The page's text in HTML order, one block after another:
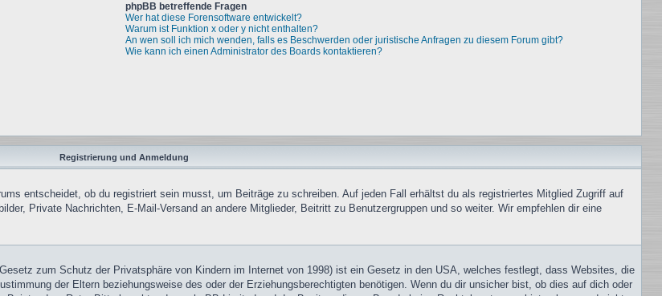
phpBB betreffende Fragen
Wer hat diese Forensoftware entwickelt?
Warum ist Funktion x oder y nicht enthalten?
An wen soll ich mich wenden, falls es Beschwerden oder juristische Anfragen zu diesem Forum gibt?
Wie kann ich einen Administrator des Boards kontaktieren?
Registrierung und Anmeldung
entscheidet, ob du registriert sein musst, um Beiträge zu schreiben. Auf jeden Fall erhältst du als registriertes Mitglied Zugriff auf
Private Nachrichten, E-Mail-Versand an andere Mitglieder, Beitritt zu Benutzergruppen und so weiter. Wir empfehlen dir eine
zum Schutz der Privatsphäre von Kindern im Internet von 1998) ist ein Gesetz in den USA, welches festlegt, dass Websites, die
der Eltern beziehungsweise des oder der Erziehungsberechtigten benötigen. Wenn du dir unsicher bist, ob dies auf dich oder